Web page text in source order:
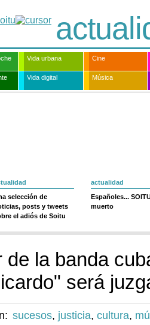
Vida urbana Cine
Vida digital Música
selección de
posts y tweets
el adiós de Soitu
actualidad
Españoles...
muerto
de la banda
será
sucesos, justicia, cultura,